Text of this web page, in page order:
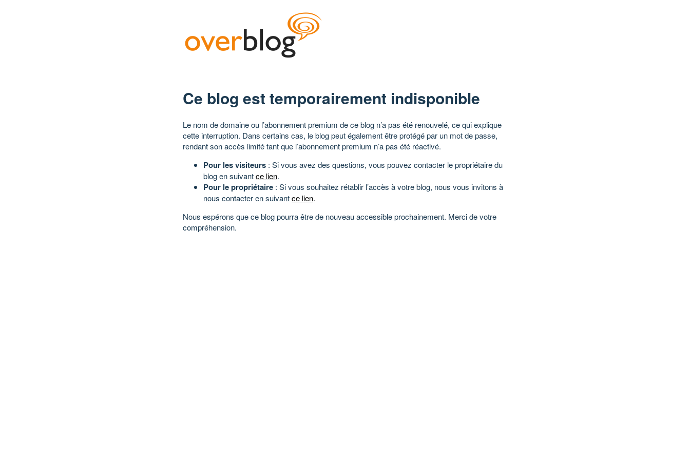
Ce blog est temporairement indisponible
Le nom de domaine ou l’abonnement premium de ce blog n’a pas été renouvelé, ce qui explique
cette interruption. Dans certains cas, le blog peut également être protégé par un mot de passe,
rendant son accès limité tant que l’abonnement premium n’a pas été réactivé.
Pour les visiteurs : Si vous avez des questions, vous pouvez contacter le propriétaire du
blog en suivantce lien.
Pour le propriétaire : Si vous souhaitez rétablir l’accès à votre blog, nous vous invitons à
nous contacter en suivantce lien.
Nous espérons que ce blog pourra être de nouveau accessible prochainement. Merci de votre
compréhension.